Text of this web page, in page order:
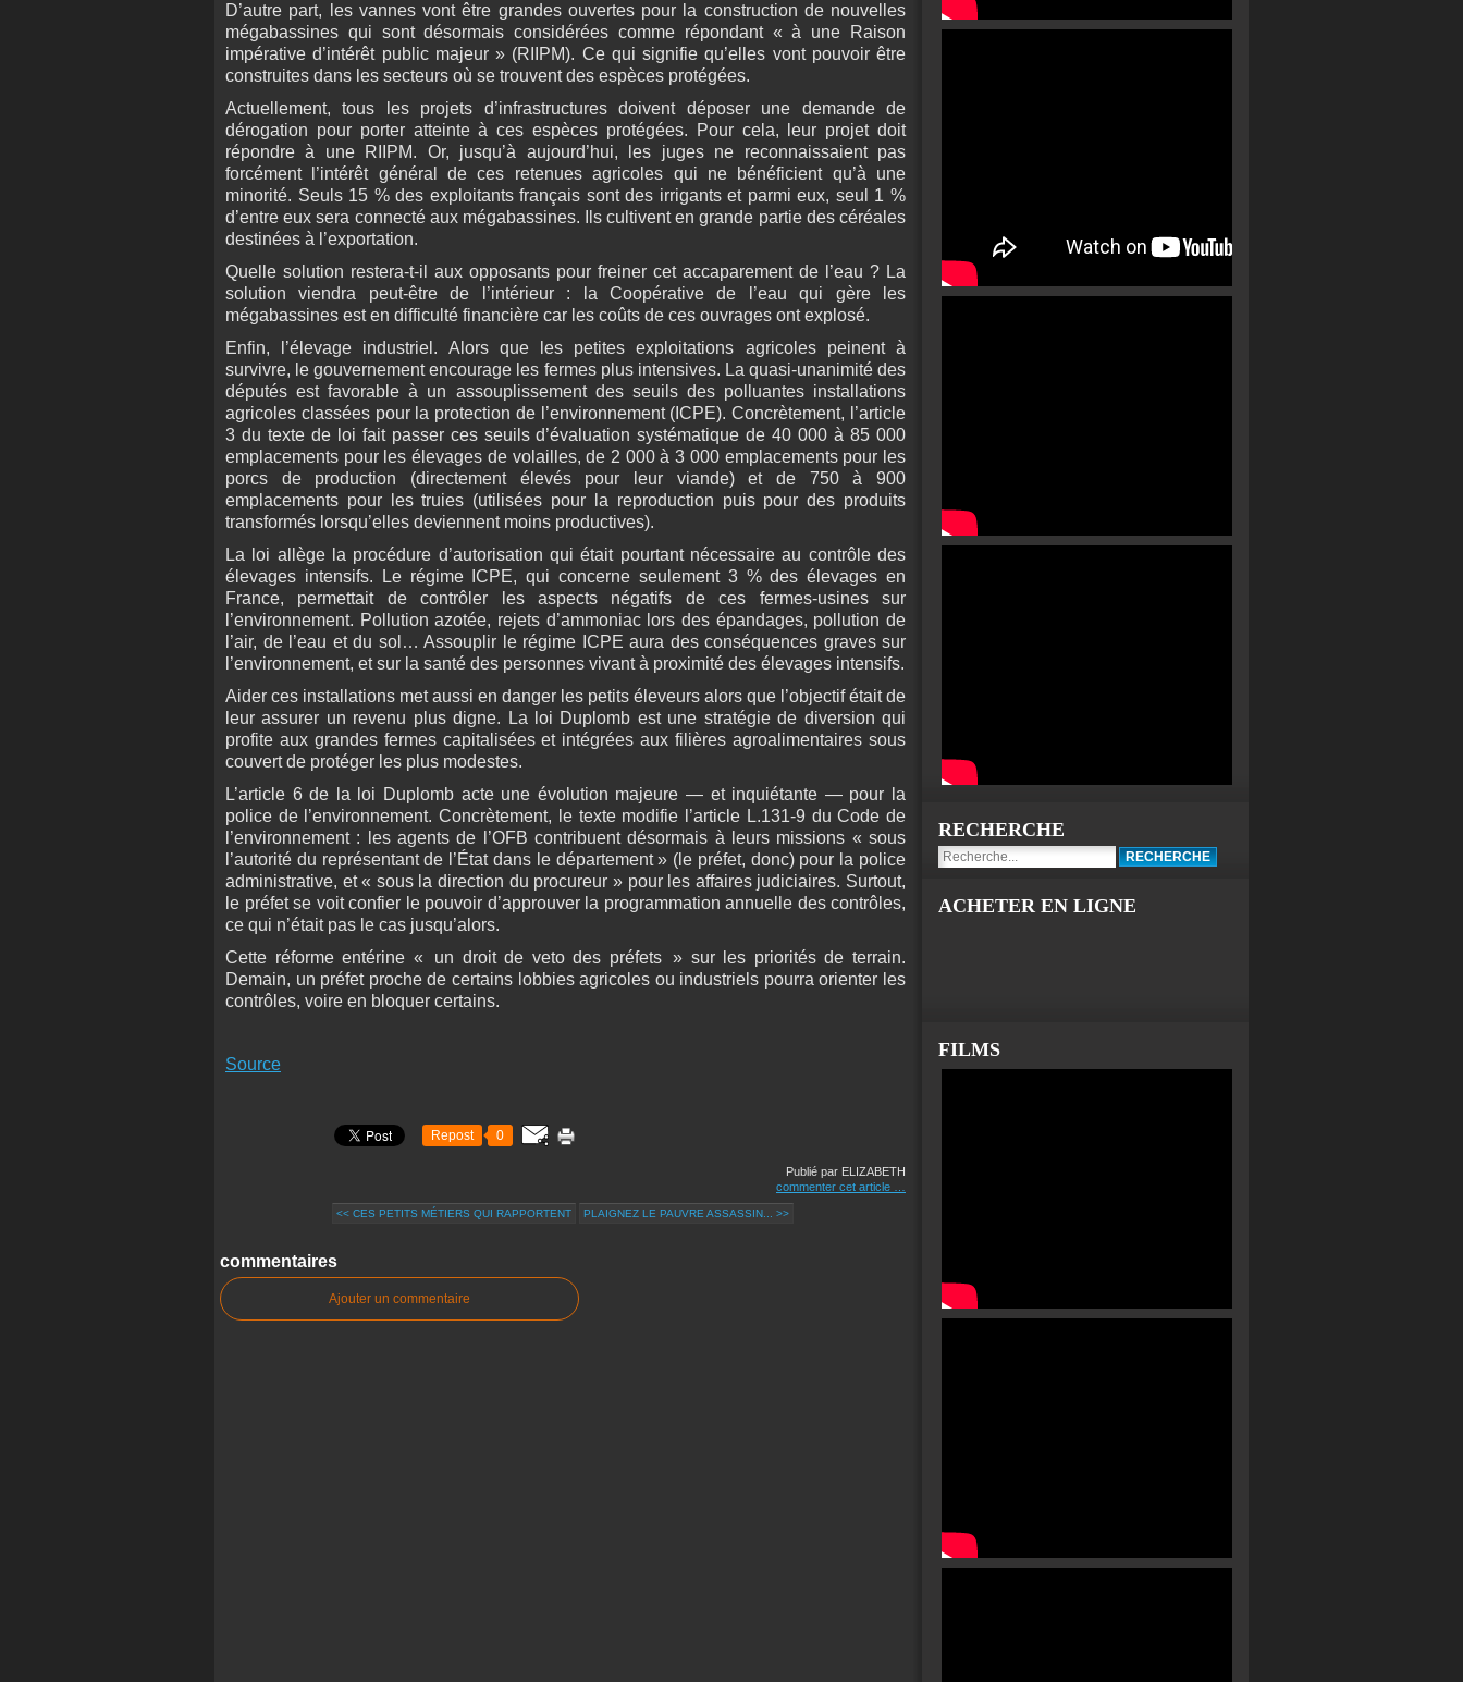
D’autre part, les vannes vont être grandes ouvertes pour la construction de nouvelles
mégabassines qui sont désormais considérées comme répondant « à une Raison
impérative d’intérêt public majeur » (RIIPM). Ce qui signifie qu’elles vont pouvoir être
construites dans les secteurs où se trouvent des espèces protégées.
Actuellement, tous les projets d’infrastructures doivent déposer une demande de
dérogation pour porter atteinte à ces espèces protégées. Pour cela, leur projet doit
répondre à une RIIPM. Or, jusqu’à aujourd’hui, les juges ne reconnaissaient pas
forcément l’intérêt général de ces retenues agricoles qui ne bénéficient qu’à une
minorité. Seuls 15 % des exploitants français sont des irrigants et parmi eux, seul 1 %
d’entre eux sera connecté aux mégabassines. Ils cultivent en grande partie des céréales
destinées à l’exportation.
Quelle solution restera-t-il aux opposants pour freiner cet accaparement de l’eau ? La
solution viendra peut-être de l’intérieur : la Coopérative de l’eau qui gère les
mégabassines est en difficulté financière car les coûts de ces ouvrages ont explosé.
Enfin, l’élevage industriel. Alors que les petites exploitations agricoles peinent à
survivre, le gouvernement encourage les fermes plus intensives. La quasi-unanimité des
députés est favorable à un assouplissement des seuils des polluantes installations
agricoles classées pour la protection de l’environnement (ICPE). Concrètement, l’article
3 du texte de loi fait passer ces seuils d’évaluation systématique de 40 000 à 85 000
emplacements pour les élevages de volailles, de 2 000 à 3 000 emplacements pour les
porcs de production (directement élevés pour leur viande) et de 750 à 900
emplacements pour les truies (utilisées pour la reproduction puis pour des produits
transformés lorsqu’elles deviennent moins productives).
La loi allège la procédure d’autorisation qui était pourtant nécessaire au contrôle des
élevages intensifs. Le régime ICPE, qui concerne seulement 3 % des élevages en
France, permettait de contrôler les aspects négatifs de ces fermes-usines sur
l’environnement. Pollution azotée, rejets d’ammoniac lors des épandages, pollution de
l’air, de l’eau et du sol… Assouplir le régime ICPE aura des conséquences graves sur
l’environnement, et sur la santé des personnes vivant à proximité des élevages intensifs.
Aider ces installations met aussi en danger les petits éleveurs alors que l’objectif était de
leur assurer un revenu plus digne. La loi Duplomb est une stratégie de diversion qui
profite aux grandes fermes capitalisées et intégrées aux filières agroalimentaires sous
couvert de protéger les plus modestes.
L’article 6 de la loi Duplomb acte une évolution majeure — et inquiétante — pour la
police de l’environnement.Concrètement, le texte modifie l’article L.131-9 du Code de
l’environnement : les agents de l’OFB contribuent désormais à leurs missions « sous
l’autorité du représentant de l’État dans le département » (le préfet, donc) pour la police
administrative, et « sous la direction du procureur » pour les affaires judiciaires. Surtout,
le préfet se voit confier le pouvoir d’approuver la programmation annuelle des contrôles,
ce qui n’était pas le cas jusqu’alors.
Cette réforme entérine « un droit de veto des préfets » sur les priorités de terrain.
Demain, un préfet proche de certains lobbies agricoles ou industriels pourra orienter les
contrôles, voire en bloquer certains.
Source
Repost 0
Publié par ELIZABETH
commenter cet article
<< CES PETITS MÉTIERS QUI RAPPORTENT PLAIGNEZ LE PAUVRE ASSASSIN... >>
commentaires
Ajouter un commentaire
RECHERCHE
ACHETER EN LIGNE
FILMS